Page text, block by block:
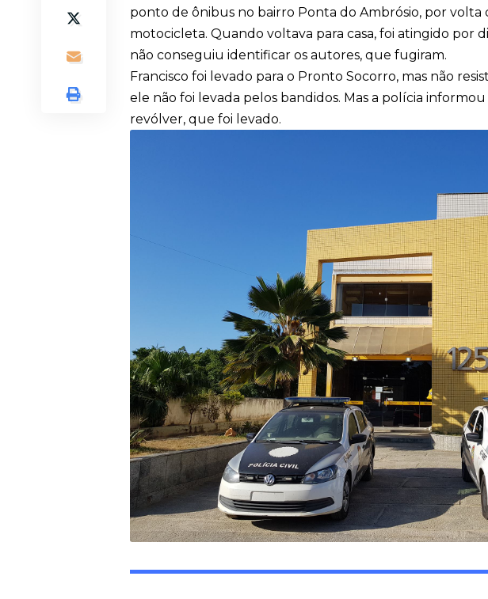
ponto de ônibus no bairro Ponta do Ambrósio, por volta
motocicleta. Quando voltava para casa, foi atingido por
não conseguiu identificar os autores, que fugiram.
Francisco foi levado para o Pronto Socorro, mas não
ele não foi levada pelos bandidos. Mas a polícia
revólver, que foi levado.